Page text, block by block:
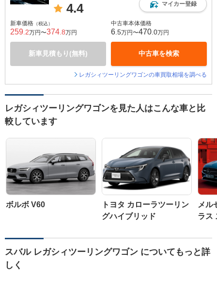
4.4 マイカー登録
新車価格 （税込）
259 .2万円〜374 .8万円
新車見積もり(無料)
中古車本体価格
6 .5万円〜470 .0万円
中古車を検索
レガシィツーリングワゴンの車買取相場を調べる
レガシィツーリングワゴンを見た人はこんな車と比
較しています
ボルボ V60
トヨタ カローラツーリン
グハイブリッド
メル
ラス
スバル レガシィツーリングワゴン についてもっと詳
しく